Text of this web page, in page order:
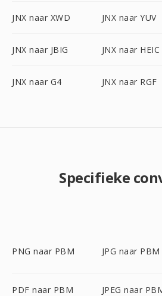
JNX naar XWD JNX naar YUV
JNX naar JBIG JNX naar HEIC
JNX naar G4 JNX naar RGF
Specifieke
PNG naar PBM JPG naar PBM
PDF naar PBM JPEG naar